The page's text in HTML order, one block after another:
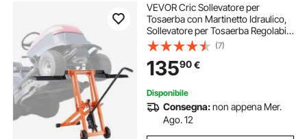
VEVOR Cric Sollevatore per
Tosaerba con Martinetto Idraulico,
Sollevatore per Tosaerba Regolabile
in Acciaio Carbonio per Trattori
Guida e Tosaerba a Raggio Sterzata
Zero, Capacità 225 kg Arancione
(7)
13590€
Disponibile
Consegna:non appena Mer.
Ago. 12